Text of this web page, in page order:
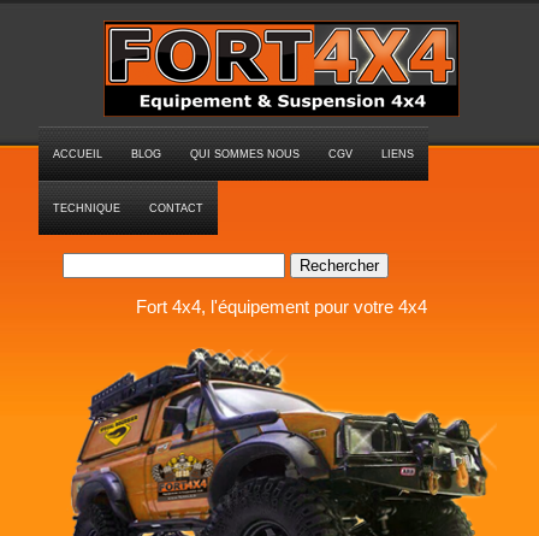
ACCUEIL BLOG QUI SOMMES NOUS CGV LIENS
TECHNIQUE CONTACT
Rechercher
Fort 4x4, l'équipement pour votre 4x4